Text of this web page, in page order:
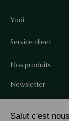
Salut c'est
Yodi
Service client
Nos produits
Newsletter